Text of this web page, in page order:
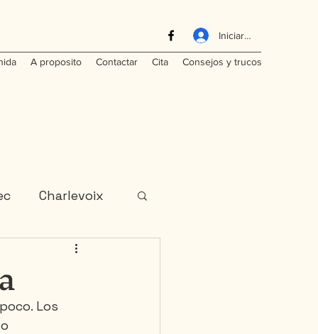
Iniciar sesión
A proposito Contactar Cita Consejos y trucos
Charlevoix
Laos
Los